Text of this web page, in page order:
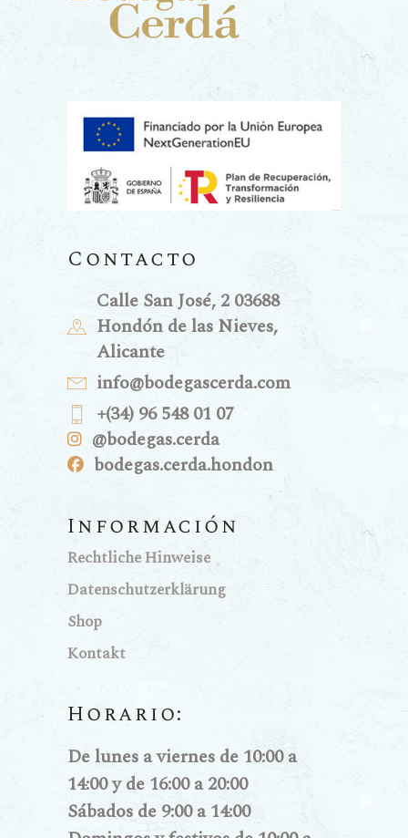
Contacto
Calle San José, 2 03688
Hondón de las Nieves,
Alicante
info@bodegascerda.com
+(34) 96 548 01 07
@bodegas.cerda
bodegas.cerda.hondon
Información
Rechtliche Hinweise
Datenschutzerklärung
Shop
Kontakt
Horario:
De lunes a viernes de 10:00 a
14:00 y de 16:00 a 20:00
Sábados de 9:00 a 14:00